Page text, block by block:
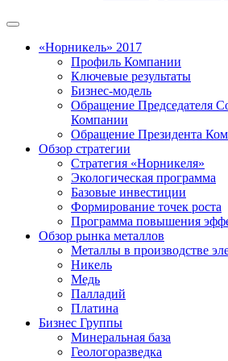
«Норникель» 2017
Профиль Компании
Ключевые результаты
Бизнес-модель
Обращение Председателя
Компании
Обращение Президента
Обзор стратегии
Стратегия «Норникеля»
Экологическая программа
Базовые инвестиции
Формирование точек роста
Программа повышения
Обзор рынка металлов
Металлы в производстве
Никель
Медь
Палладий
Платина
Бизнес Группы
Минеральная база
Геологоразведка